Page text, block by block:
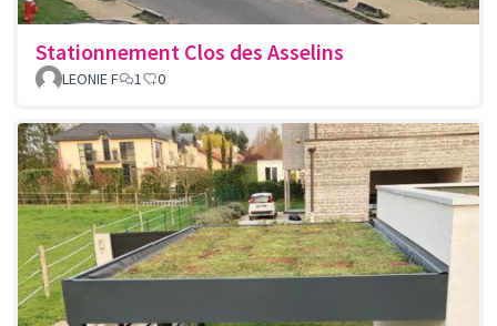
Stationnement Clos des Asselins
LEONIE F 1 0